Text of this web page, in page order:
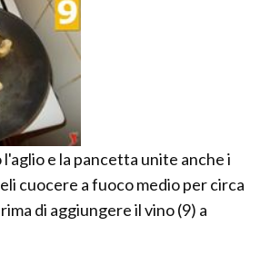
e la pancetta unite anche i
cuocere a fuoco medio per circa
di aggiungere il vino (9) a